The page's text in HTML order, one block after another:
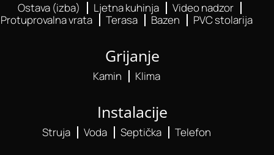
Ostava (izba) Ljetna kuhinja
Video nadzor
Protuprovalna vrata
Terasa Bazen PVC stolarija
Grijanje
Kamin Klima
Instalacije
Struja Voda Septička Telefon